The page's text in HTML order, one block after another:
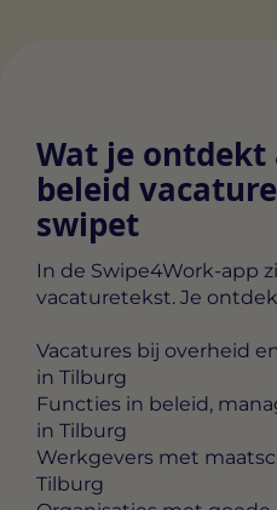
Wat je ontdekt
beleid
swipet
In de Swipe4Work-app
vacaturetekst. Je
Vacatures bij overheid
in Tilburg
Functies in beleid,
in Tilburg
Werkgevers met
Tilburg